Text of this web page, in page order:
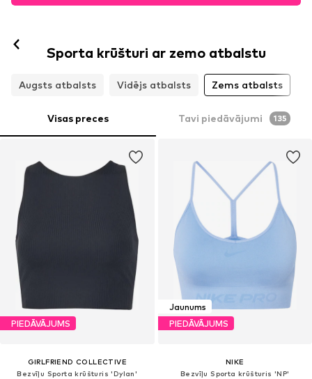
Sporta krūšturi ar zemo atbalstu
Augsts atbalsts Vidējs atbalsts Zems atbalsts
Visas preces Tavi piedāvājumi 135
PIEDĀVĀJUMS
GIRLFRIEND COLLECTIVE
Bezvīļu Sporta krūšturis 'Dylan'
Jaunums
PIEDĀVĀJUMS
NIKE
Bezvīļu Sporta krūšturis 'NP'